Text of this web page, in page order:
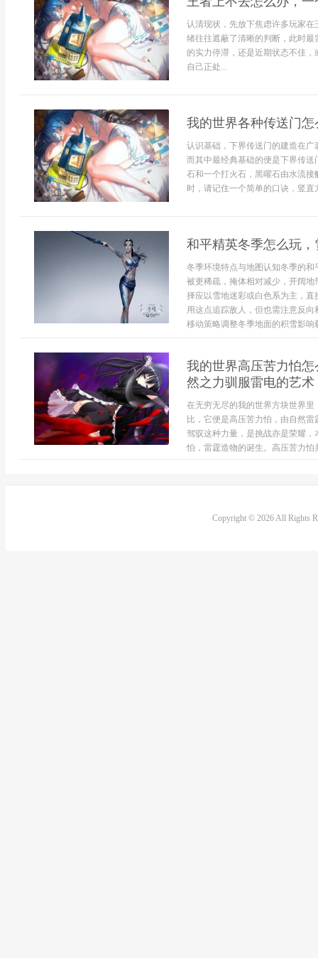
认清现状，先放下焦虑许多玩家
绪往往遮蔽了清晰的判断，此时
的实力停滞，还是近期状态不佳
自己正处...
我的世界各种传送门
认识基础，下界传送门的建造在
而其中最经典基础的便是下界传
石和一个打火石，黑曜石由水流
时，请记住一个简单的口诀，竖
和平精英冬季怎么玩
冬季环境特点与地图认知冬季的
被更稀疏，掩体相对减少，开阔
择应以雪地迷彩或白色系为主，
用这点追踪敌人，但也需注意反
移动策略调整冬季地面的积雪影
我的世界高压苦力怕
然之力驯服雷电的艺术
在无穷无尽的我的世界方块世界
比，它便是高压苦力怕，由自然
驾驭这种力量，是挑战亦是荣耀
怕，雷霆造物的诞生。高压苦力怕
Copyright © 2026 All Rights